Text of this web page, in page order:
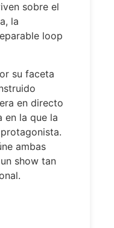
sobre el
la
loop
su faceta
en directo
en la que la
ambas
show tan